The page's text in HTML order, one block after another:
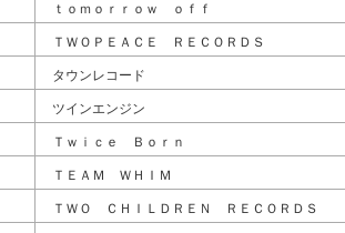
ｔｏｍｏｒｒｏｗ ｏｆｆ
ＴＷＯＰＥＡＣＥ ＲＥＣＯＲＤＳ
タウンレコード
ツインエンジン
Ｔｗｉｃｅ Ｂｏｒｎ
ＴＥＡＭ ＷＨＩＭ
ＴＷＯ ＣＨＩＬＤＲＥＮ ＲＥＣＯＲＤＳ